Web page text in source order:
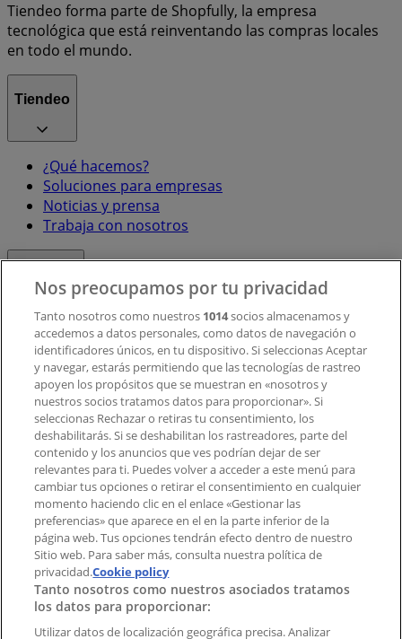
Tiendeo forma parte de Shopfully, la empresa
tecnológica que está reinventando las compras locales
en todo el mundo.
Tiendeo
¿Qué hacemos?
Soluciones para empresas
Noticias y prensa
Trabaja con nosotros
Contacto comercial y de marketing
Tienda mal colocada en el mapa
Notificar un folleto
¿Encontraste un problema en la web o en la
aplicación?
Índices
Marcas
Marcas locales
Negocios
Negocios cercanos
Productos
Productos locales
Nos preocupamos por tu privacidad
Tanto nosotros como nuestros 1014socios almacenamos y
accedemos a datos personales, como datos de navegación o
identificadores únicos, en tu dispositivo. Si seleccionas Aceptar
y navegar, estarás permitiendo que las tecnologías de rastreo
apoyen los propósitos que se muestran en «nosotros y
nuestros socios tratamos datos para proporcionar». Si
seleccionas Rechazar o retiras tu consentimiento, los
deshabilitarás. Si se deshabilitan los rastreadores, parte del
contenido y los anuncios que ves podrían dejar de ser
relevantes para ti. Puedes volver a acceder a este menú para
cambiar tus opciones o retirar el consentimiento en cualquier
momento haciendo clic en el enlace «Gestionar las
preferencias» que aparece en el en la parte inferior de la
página web. Tus opciones tendrán efecto dentro de nuestro
Sitio web. Para saber más, consulta nuestra política de
privacidad.Cookie policy
Tanto nosotros como nuestros asociados tratamos
los datos para proporcionar:
Utilizar datos de localización geográfica precisa. Analizar